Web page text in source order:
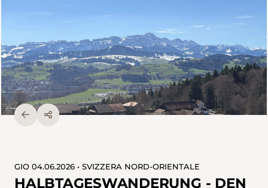
GIO 04.06.2026 • SVIZZERA NORD-ORIENTALE
HALBTAGESWANDERUNG - DEN